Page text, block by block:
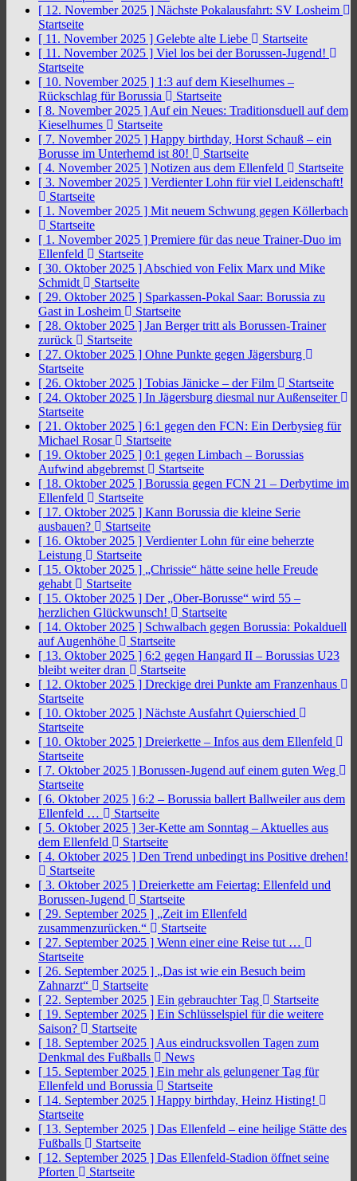
[ 12. November 2025 ] Nächste Pokalausfahrt: SV Losheim
Startseite
[ 11. November 2025 ] Gelebte alte Liebe
Startseite
[ 11. November 2025 ] Viel los bei der Borussen-Jugend!
Startseite
[ 10. November 2025 ] 1:3 auf dem Kieselhumes –
Rückschlag für Borussia
Startseite
[ 8. November 2025 ] Auf ein Neues: Traditionsduell auf dem
Kieselhumes
Startseite
[ 7. November 2025 ] Happy birthday, Horst Schauß – ein
Borusse im Unterhemd ist 80!
Startseite
[ 4. November 2025 ] Notizen aus dem Ellenfeld
Startseite
[ 3. November 2025 ] Verdienter Lohn für viel Leidenschaft!
Startseite
[ 1. November 2025 ] Mit neuem Schwung gegen Köllerbach
Startseite
[ 1. November 2025 ] Premiere für das neue Trainer-Duo im
Ellenfeld
Startseite
[ 30. Oktober 2025 ] Abschied von Felix Marx und Mike
Schmidt
Startseite
[ 29. Oktober 2025 ] Sparkassen-Pokal Saar: Borussia zu
Gast in Losheim
Startseite
[ 28. Oktober 2025 ] Jan Berger tritt als Borussen-Trainer
zurück
Startseite
[ 27. Oktober 2025 ] Ohne Punkte gegen Jägersburg
Startseite
[ 26. Oktober 2025 ] Tobias Jänicke – der Film
Startseite
[ 24. Oktober 2025 ] In Jägersburg diesmal nur Außenseiter
Startseite
[ 21. Oktober 2025 ] 6:1 gegen den FCN: Ein Derbysieg für
Michael Rosar
Startseite
[ 19. Oktober 2025 ] 0:1 gegen Limbach – Borussias
Aufwind abgebremst
Startseite
[ 18. Oktober 2025 ] Borussia gegen FCN 21 – Derbytime im
Ellenfeld
Startseite
[ 17. Oktober 2025 ] Kann Borussia die kleine Serie
ausbauen?
Startseite
[ 16. Oktober 2025 ] Verdienter Lohn für eine beherzte
Leistung
Startseite
[ 15. Oktober 2025 ] „Chrissie“ hätte seine helle Freude
gehabt
Startseite
[ 15. Oktober 2025 ] Der „Ober-Borusse“ wird 55 –
herzlichen Glückwunsch!
Startseite
[ 14. Oktober 2025 ] Schwalbach gegen Borussia: Pokalduell
auf Augenhöhe
Startseite
[ 13. Oktober 2025 ] 6:2 gegen Hangard II – Borussias U23
bleibt weiter dran
Startseite
[ 12. Oktober 2025 ] Dreckige drei Punkte am Franzenhaus
Startseite
[ 10. Oktober 2025 ] Nächste Ausfahrt Quierschied
Startseite
[ 10. Oktober 2025 ] Dreierkette – Infos aus dem Ellenfeld
Startseite
[ 7. Oktober 2025 ] Borussen-Jugend auf einem guten Weg
Startseite
[ 6. Oktober 2025 ] 6:2 – Borussia ballert Ballweiler aus dem
Ellenfeld …
Startseite
[ 5. Oktober 2025 ] 3er-Kette am Sonntag – Aktuelles aus
dem Ellenfeld
Startseite
[ 4. Oktober 2025 ] Den Trend unbedingt ins Positive drehen!
Startseite
[ 3. Oktober 2025 ] Dreierkette am Feiertag: Ellenfeld und
Borussen-Jugend
Startseite
[ 29. September 2025 ] „Zeit im Ellenfeld
zusammenzurücken.“
Startseite
[ 27. September 2025 ] Wenn einer eine Reise tut …
Startseite
[ 26. September 2025 ] „Das ist wie ein Besuch beim
Zahnarzt“
Startseite
[ 22. September 2025 ] Ein gebrauchter Tag
Startseite
[ 19. September 2025 ] Ein Schlüsselspiel für die weitere
Saison?
Startseite
[ 18. September 2025 ] Aus eindrucksvollen Tagen zum
Denkmal des Fußballs
News
[ 15. September 2025 ] Ein mehr als gelungener Tag für
Ellenfeld und Borussia
Startseite
[ 14. September 2025 ] Happy birthday, Heinz Histing!
Startseite
[ 13. September 2025 ] Das Ellenfeld – eine heilige Stätte des
Fußballs
Startseite
[ 12. September 2025 ] Das Ellenfeld-Stadion öffnet seine
Pforten
Startseite